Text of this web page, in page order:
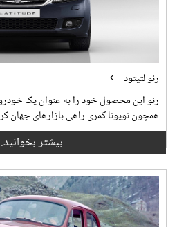
رنو لتیتود
رنو این محصول خود را به عنوان یک
همچون تویوتا کمری راهی بازارهای جهان
بیشتر